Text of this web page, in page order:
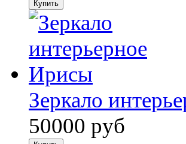
Зеркало
50000 руб